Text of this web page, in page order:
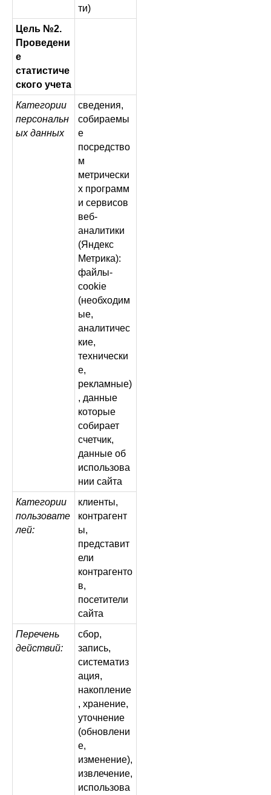
ти)
Цель №2.
Проведени
е
статистиче
ского учета
Категории
персональн
ых данных
сведения,
собираемы
е
посредство
м
метрически
х программ
и сервисов
веб-
аналитики
(Яндекс
Метрика):
файлы-
cookie
(необходим
ые,
аналитичес
кие,
технически
е,
рекламные)
, данные
которые
собирает
счетчик,
данные об
использова
нии сайта
Категории
пользовате
лей:
клиенты,
контрагент
ы,
представит
ели
контрагенто
в,
посетители
сайта
Перечень
действий:
сбор,
запись,
систематиз
ация,
накопление
, хранение,
уточнение
(обновлени
е,
изменение),
извлечение,
использова